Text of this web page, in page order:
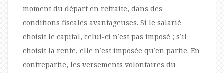
moment du départ en retraite, dans des
conditions fiscales avantageuses. Si le salarié
choisit le capital, celui-ci n’est pas imposé ; s’il
choisit la rente, elle n’est imposée qu’en partie. En
contrepartie, les versements volontaires du